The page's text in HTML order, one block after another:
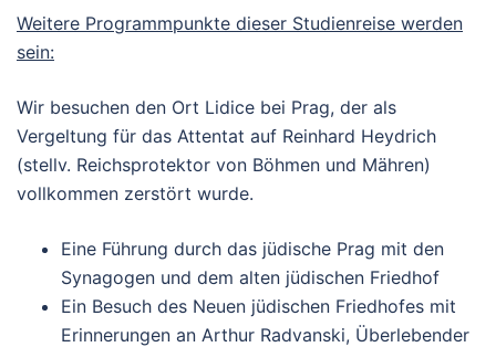
Weitere Programmpunkte dieser Studienreise werden
sein:
Wir besuchen den Ort Lidice bei Prag, der als
Vergeltung für das Attentat auf Reinhard Heydrich
(stellv. Reichsprotektor von Böhmen und Mähren)
vollkommen zerstört wurde.
Eine Führung durch das jüdische Prag mit den
Synagogen und dem alten jüdischen Friedhof
Ein Besuch des Neuen jüdischen Friedhofes mit
Erinnerungen an Arthur Radvanski, Überlebender